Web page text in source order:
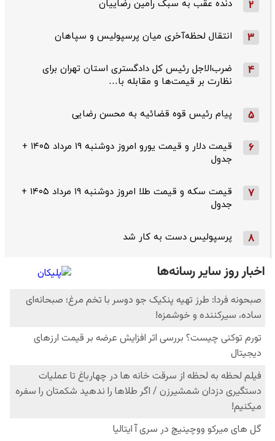
2 دنده عقب به سبک رامین رضاییان
3 انتقال لحظه‌آخری میان پرسپولیس و سپاهان
4
ضرب‌الاجل رئیس کل دادگستری استان تهران برای
نظارت بر قیمت‌ها و مقابله با…
5 پیام رئیس قوه قضائیه به محسن رضایی
6
قیمت دلار و قیمت یورو امروز دوشنبه ۱۹ مرداد ۱۴۰۵ +
جدول
7
قیمت سکه و قیمت طلا امروز دوشنبه ۱۹ مرداد ۱۴۰۵ +
جدول
8 پرسپولیس دست به کار شد